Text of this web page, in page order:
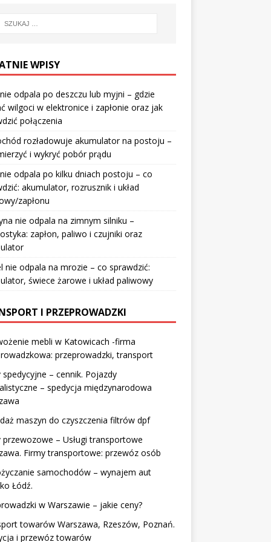
WPISY
odpala po deszczu lub myjni – gdzie
wilgoci w elektronice i zapłonie oraz jak
połączenia
rozładowuje akumulator na postoju –
i wykryć pobór prądu
odpala po kilku dniach postoju – co
akumulator, rozrusznik i układ
zapłonu
nie odpala na zimnym silniku –
zapłon, paliwo i czujniki oraz
nie odpala na mrozie – co sprawdzić:
świece żarowe i układ paliwowy
I PRZEPROWADZKI
mebli w Katowicach -firma
przeprowadzki, transport
spedycyjne – cennik. Pojazdy
– spedycja międzynarodowa
maszyn do czyszczenia filtrów dpf
przewozowe – Usługi transportowe
Firmy transportowe: przewóz osób
samochodów – wynajem aut
Łódź.
w Warszawie – jakie ceny?
towarów Warszawa, Rzeszów, Poznań.
i przewóz towarów